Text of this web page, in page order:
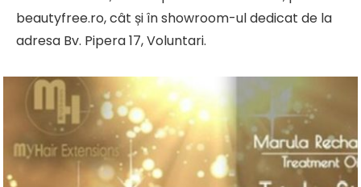
beautyfree.ro, cât și în showroom-ul dedicat de la
adresa Bv. Pipera 17, Voluntari.